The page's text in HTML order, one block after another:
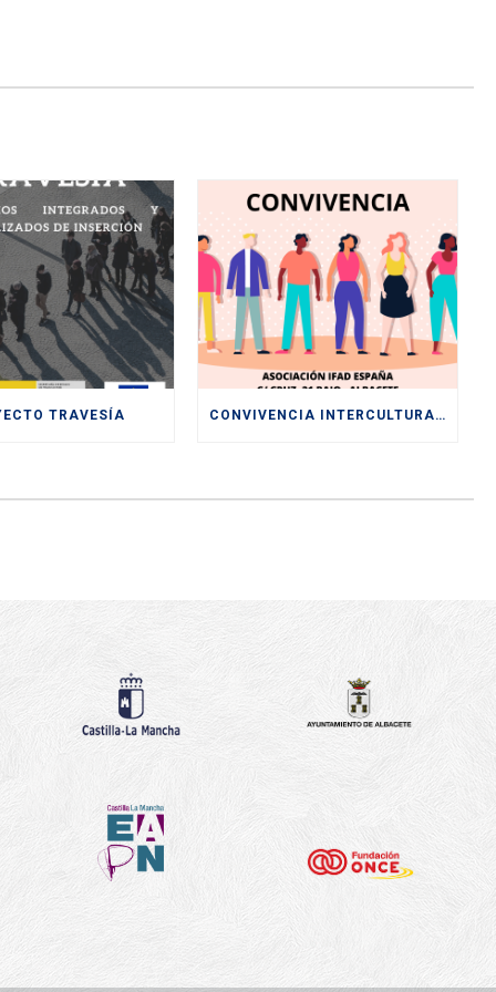
TRAVESÍA CONVIVENCIA INTERCULTURAL PARA LA SENSIBILIZACIÓN HACIA UNA SOCIEDAD PLURAL Y DIVERSA ENTRE LOS Y LAS JÓVENES